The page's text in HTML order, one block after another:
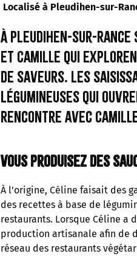
Localisé à Pleudihen-sur-
À Pleudihen-sur-
et Camille qui
de saveurs. Les
légumineuses qui
Rencontre avec
Vous produisez des
À l’origine, Céline faisait des
des recettes à base de
restaurants. Lorsque Céline a
production artisanale afin de
réseau des restaurants